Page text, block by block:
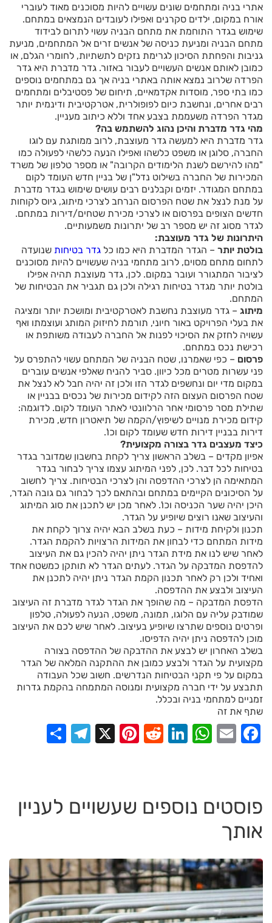
אתרי בניה ומתחמים שונים עשויים להיות מסוכנים מאוד לעוברי
אורח במקום, ילדים סקרנים ואפילו לעובדים הנמצאים במתחם.
שימוש בגדר התוחמת את מתחם הבניה עשוי לתרום לבידוד
מתחם הבניה ומניעת כניסה של אנשים זרים אל המתחמים, מניעת
גניבות והפחתת הסיכון לגרימת נזקים לתשתיות, לחומרי הגלם, או
כמובן לאותם אנשים העשויים לעבור באזור. גדר מדברת היא גדר
הפרדה שלרוב נמצא אותה באתרי בניה אך גם במתחמים נוספים
כמו בתי ספר, מוסדות אקדמאיים, תיחום של פסטיבלים ומתחמים
רבים אחרים, ונחשבת כיום לפופולרית, אטרקטיבית ודינמית יותר
מגדר הפרדה משעממת בצבע אחד וללא כיתוב מעניין.
מהי גדר מדברת והיכן נהוג להשתמש בה?
גדר מדברת היא למעשה גדר מעוצבת, לרוב ממותגת עם לוגו
החברה, סלוגן או משפט כלשהו ואפילו הנעה כלשהי לפעולה כמו
"מהו להירשם לשנת הלימודים הקרובה" או מספר טלפון של משרד
המכירות של החברה בשילוט נדל"ן של בניין חדש העומד לקום
במתחם המגודר. יזמים וקבלנים רבים עושים שימוש בגדר מדברת
על מנת לנצל את שטח הפרסום הנרחב לצרכי מיתוג, גיוס לקוחות
חדשים הצופים בפרסום או לצרכי מכירת שטחים/דירות במתחם.
לגדר מסוג זה יש מספר רב של יתרונות משמעותיים.
היתרונות של גדר מעוצבת:
בולטת יותר – הגדר המדברת היא כמו כל גדר בטיחות שנועדה
לתחום מתחם מסוים, לרוב מתחמי בניה שעשויים להיות מסוכנים
לציבור המתגורר ועובר במקום. לכן, גדר מעוצבת תהיה אפילו
בולטת יותר מגדר בטיחות רגילה ולכן גם תגביר את הבטיחות של
המתחם.
מיתוג – גדר מעוצבת נחשבת לאטרקטיבית ומושכת יותר ומציגה
את בעלי הפרויקט באור חיוני, תורמת לחיזוק המותג ועוצמתו ואף
עשויה לחזק את הסיכוי לפנות אל החברה לעבודה משותפת או
רכישת נכס במתחם.
פרסום – כפי שאמרנו, שטח הבניה של המתחם עשוי להתפרס על
פני עשרות מטרים מכל כיוון. סביר להניח שאלפי אנשים עוברים
במקום מדי יום ונחשפים לגדר הזו ולכן זה יהיה חבל לא לנצל את
שטח הפרסום העצום הזה לקידום מכירות של נכסים בבניין או
שתילת מסר פרסומי אחר הרלוונטי לאתר העומד לקום. לדוגמה:
קידום מכירת מנויים לשיפוץ/הקמה של תיאטרון חדש, מכירת
דירות בבניין דירות חדש שעומד לקום וכו'.
כיצד מעצבים גדר בצורה מקצועית?
אפיון מקדים – בשלב הראשון צריך לקחת בחשבון שמדובר בגדר
בטיחות לכל דבר. לכן, לפני המיתוג עצמו צריך לבחור בגדר
המתאימה הן לצרכי ההדפסה והן לצרכי הבטיחות. צריך לחשוב
על הסיכונים הקיימים במתחם ובהתאם לכך לבחור גם גובה הגדר,
היכן יהיה שער הכניסה וכו'. לאחר מכן יש לתכנן את סוג המיתוג
והעיצוב שאנו רוצים שיופיע על הגדר.
תכנון ולקיחת מידות – כעת בשלב הבא יהיה צרוך לקחת את
מידות המתחם כדי לבחון את המידות הרצויות להקמת הגדר.
לאחר שיש לנו את מידת הגדר ניתן יהיה להכין גם את העיצוב
להדפסת המדבקה על הגדר. לעתים הגדר לא תותקן כמשטח אחד
ואחיד ולכן רק לאחר תכנון הקמת הגדר ניתן יהיה לתכנן את
העיצוב ולבצע את ההדפסה.
הדפסת המדבקה – מה שהופך את הגדר לגדר מדברת זה העיצוב
שמודבק עליה עם הלוגו, תמונה, משפט, הנעה לפעולה, טלפון
ופרטים נוספים שתרצו שיופיע בעיצוב. לאחר שיש לכם את העיצוב
מוכן להדפסה ניתן יהיה הדפיסו.
בשלב האחרון יש לבצע את ההדבקה של ההדפסה בצורה
מקצועית על הגדר ולבצע כמובן את ההתקנה המלאה של הגדר
במקום על פי תקני הבטיחות הנדרשים. חשוב שכל העבודה
תתבצע על ידי חברה מקצועית ומנוסה המתמחה בהקמת גדרות
זמניים למתחמי בניה ובכלל.
שתף את זה
Facebook
Email
WhatsApp
LinkedIn
Reddit
Pinterest
X
פוסטים נוספים שעשויים לעניין
אותך